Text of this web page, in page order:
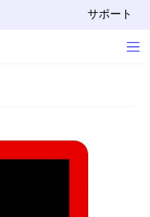
サポート